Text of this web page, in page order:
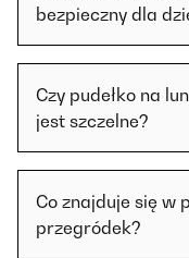
bezpieczny dla
Czy pudełko na
jest szczelne?
Co znajduje się w
przegródek?